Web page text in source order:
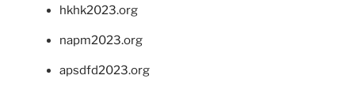
hkhk2023.org
napm2023.org
apsdfd2023.org